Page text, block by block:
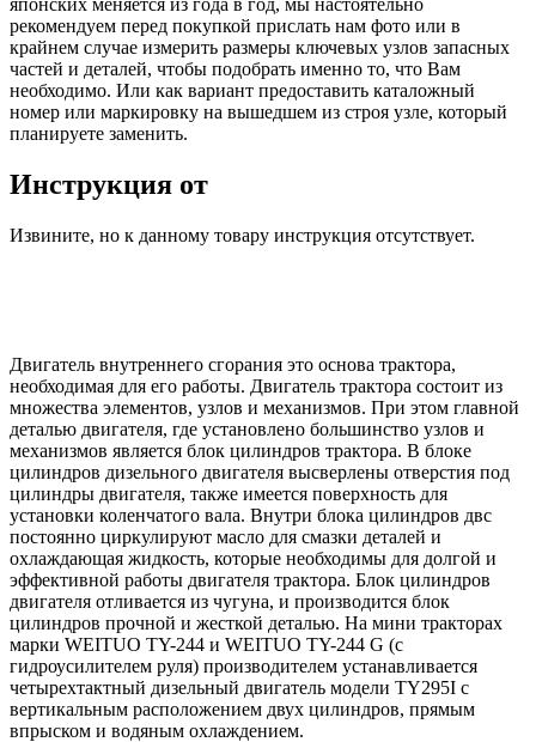
рекомендуем перед покупкой прислать нам фото или в
крайнем случае измерить размеры ключевых узлов запасных
частей и деталей, чтобы подобрать именно то, что Вам
необходимо. Или как вариант предоставить каталожный
номер или маркировку на вышедшем из строя узле, который
планируете заменить.
Инструкция от
Извините, но к данному товару инструкция отсутствует.
Двигатель внутреннего сгорания это основа трактора,
необходимая для его работы. Двигатель трактора состоит из
множества элементов, узлов и механизмов. При этом главной
деталью двигателя, где установлено большинство узлов и
механизмов является блок цилиндров трактора. В блоке
цилиндров дизельного двигателя высверлены отверстия под
цилиндры двигателя, также имеется поверхность для
установки коленчатого вала. Внутри блока цилиндров двс
постоянно циркулируют масло для смазки деталей и
охлаждающая жидкость, которые необходимы для долгой и
эффективной работы двигателя трактора. Блок цилиндров
двигателя отливается из чугуна, и производится блок
цилиндров прочной и жесткой деталью. На мини тракторах
марки WEITUO TY-244 и WEITUO TY-244 G (с
гидроусилителем руля) производителем устанавливается
четырехтактный дизельный двигатель модели TY295I с
вертикальным расположением двух цилиндров, прямым
впрыском и водяным охлаждением.